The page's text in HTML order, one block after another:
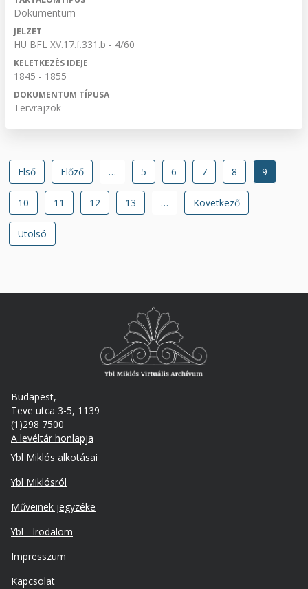
Dokumentum
JELZET
HU BFL XV.17.f.331.b - 4/60
KELETKEZÉS IDEJE
1845 - 1855
DOKUMENTUM TÍPUSA
Tervrajzok
Oldalszámozás
Első
oldal
Első
Előző
oldal
Előző … Oldal
5 Oldal
6 Oldal
7 Oldal
8
Jelenlegi
oldal
9
Oldal
10 Oldal
11 Oldal
12 Oldal
13 …
Következő
oldal
Következő
Utolsó
oldal
Utolsó
Budapest,
Teve utca 3-5, 1139
(1)298 7500
A levéltár honlapja
Footer
Ybl Miklós alkotásai
Ybl Miklósról
Műveinek jegyzéke
Ybl - Irodalom
Lábléc
másodlagos
Impresszum
Kapcsolat